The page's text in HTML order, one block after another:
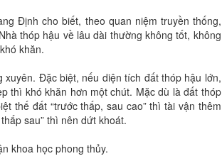
Định cho biết, theo quan niệm truyền thống,
thóp hậu về lâu dài thường không tốt, không
khăn.
Đặc biệt, nếu diện tích đất thóp hậu lớn,
thì khó khăn hơn một chút. Mặc dù là đất thóp
thế đất “trước thấp, sau cao” thì tài vận thêm
sau” thì nên dứt khoát.
khoa học phong thủy.